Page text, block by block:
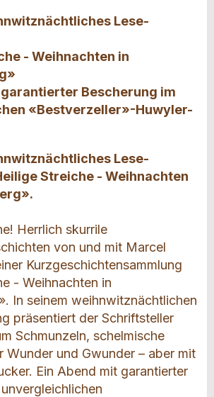
Lese-
- Weihnachten in
Bescherung im
«Bestverzeller»-Huwyler-
Lese-
Streiche - Weihnachten
Herrlich skurrile
von und mit Marcel
Kurzgeschichtensammlung
- Weihnachten in
In seinem weihnwitznächtlichen
präsentiert der Schriftsteller
Schmunzeln, schelmische
Wunder und Gwunder – aber mit
Ein Abend mit garantierter